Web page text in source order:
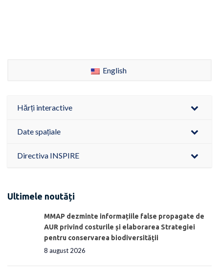
English
Hărți interactive
Date spațiale
Directiva INSPIRE
Ultimele noutăți
MMAP dezminte informațiile false propagate de
AUR privind costurile și elaborarea Strategiei
pentru conservarea biodiversității
8 august 2026